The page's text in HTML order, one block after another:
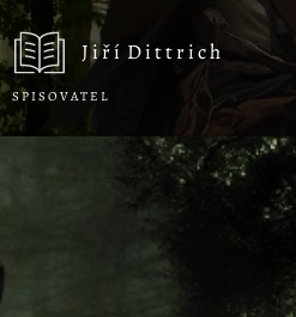
J i ř í D i t t r i c h
S P I S O V A T E L